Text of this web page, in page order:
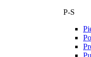
P-S